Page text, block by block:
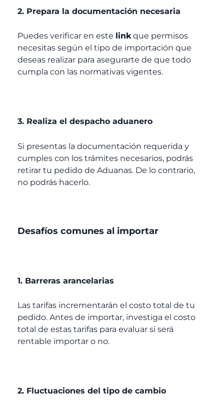
2. Prepara la documentación necesaria
Puedes verificar en este linkque permisos
necesitas según el tipo de importación que
deseas realizar para asegurarte de que todo
cumpla con las normativas vigentes.
3. Realiza el despacho aduanero
Si presentas la documentación requerida y
cumples con los trámites necesarios, podrás
retirar tu pedido de Aduanas. De lo contrario,
no podrás hacerlo.
Desafíos comunes al importar
1. Barreras arancelarias
Las tarifas incrementarán el costo total de tu
pedido. Antes de importar, investiga el costo
total de estas tarifas para evaluar si será
rentable importar o no.
2. Fluctuaciones del tipo de cambio